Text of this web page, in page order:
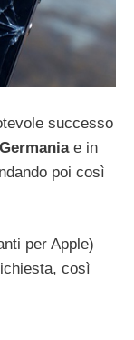
successo
Germaniae in
poi così
per Apple)
così